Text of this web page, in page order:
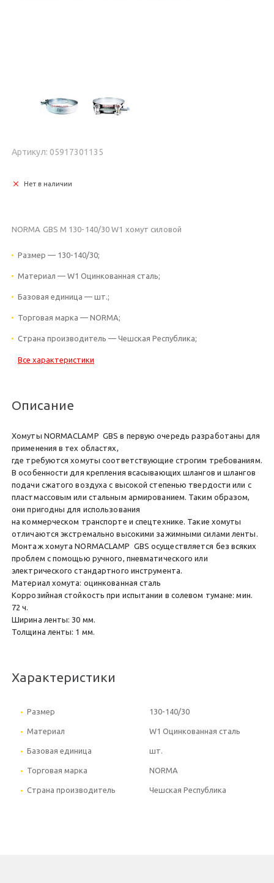
Артикул: 05917301135
Нет в наличии
NORMA GBS M 130-140/30 W1 хомут силовой
Размер — 130-140/30;
Материал — W1 Оцинкованная сталь;
Базовая единица — шт.;
Торговая марка — NORMA;
Страна производитель — Чешская Республика;
Все характеристики
Описание
Хомуты NORMACLAMP GBS в первую очередь разработаны для
применения в тех областях,
где требуются хомуты соответствующие строгим требованиям.
В особенности для крепления всасывающих шлангов и шлангов
подачи сжатого воздуха с высокой степенью твердости или с
пластмассовым или стальным армированием. Таким образом,
они пригодны для использования
на коммерческом транспорте и спецтехнике. Такие хомуты
отличаются экстремально высокими зажимными силами ленты.
Монтаж хомута NORMACLAMP GBS осуществляется без всяких
проблем с помощью ручного, пневматического или
электрического стандартного инструмента.
Материал хомута: оцинкованная сталь
Коррозийная стойкость при испытании в солевом тумане: мин.
72 ч.
Ширина ленты: 30 мм.
Толщина ленты: 1 мм.
Характеристики
Размер 130-140/30
Материал W1 Оцинкованная сталь
Базовая единица шт.
Торговая марка NORMA
Страна производитель Чешская Республика